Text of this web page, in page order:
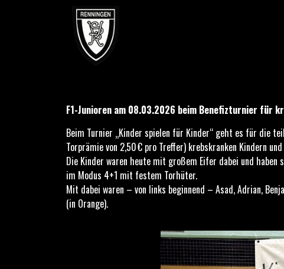
F1-Junioren am 08.03.2026 beim Benefizturnier für
Beim Turnier „Kinder spielen für Kinder“ geht es für die
Torprämie von 2,50 € pro Treffer) krebskranken Kindern
Die Kinder waren heute mit großem Eifer dabei und
im Modus 4+1 mit festem Torhüter.
Mit dabei waren – von links beginnend – Asad, Adrian,
(in Orange).